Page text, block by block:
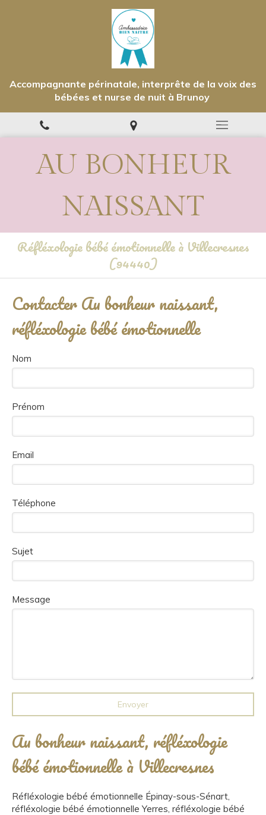
Accompagnante périnatale, interprête de la voix des
bébées et nurse de nuit à Brunoy
AU BONHEUR
NAISSANT
Réfléxologie bébé émotionnelle à Villecresnes
(94440)
Contacter Au bonheur naissant,
réfléxologie bébé émotionnelle
Nom
Prénom
Email
Téléphone
Sujet
Message
Envoyer
Au bonheur naissant, réfléxologie
bébé émotionnelle à Villecresnes
Réfléxologie bébé émotionnelle Épinay-sous-Sénart,
réfléxologie bébé émotionnelle Yerres, réfléxologie bébé